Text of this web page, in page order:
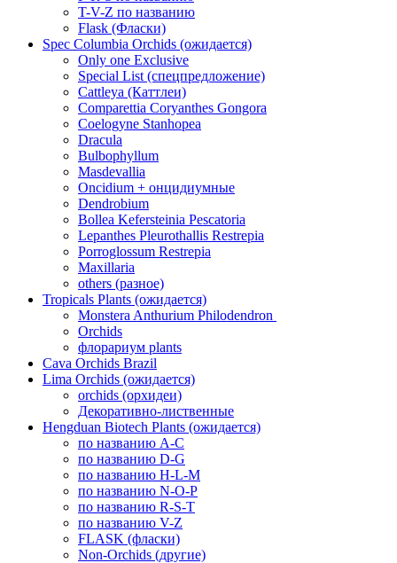
T-V-Z по названию
Flask (Фласки)
Spec Columbia Orchids (ожидается)
Only one Exclusive
Special List (спецпредложение)
Cattleya (Каттлеи)
Comparettia Coryanthes Gongora
Coelogyne Stanhopea
Dracula
Bulbophyllum
Masdevallia
Oncidium + онцидиумные
Dendrobium
Bollea Kefersteinia Pescatoria
Lepanthes Pleurothallis Restrepia
Porroglossum Restrepia
Maxillaria
others (разное)
Tropicals Plants (ожидается)
​​​​​​​Monstera Anthurium Philodendron
Orchids
флорариум plants
Cava Orchids Brazil
Lima Orchids (ожидается)
orchids (орхидеи)
Декоративно-лиственные
Hengduan Biotech Plants (ожидается)
по названию A-C
по названию D-G
по названию H-L-M
по названию N-O-P
по названию R-S-T
по названию V-Z
FLASK (фласки)
Non-Orchids (другие)